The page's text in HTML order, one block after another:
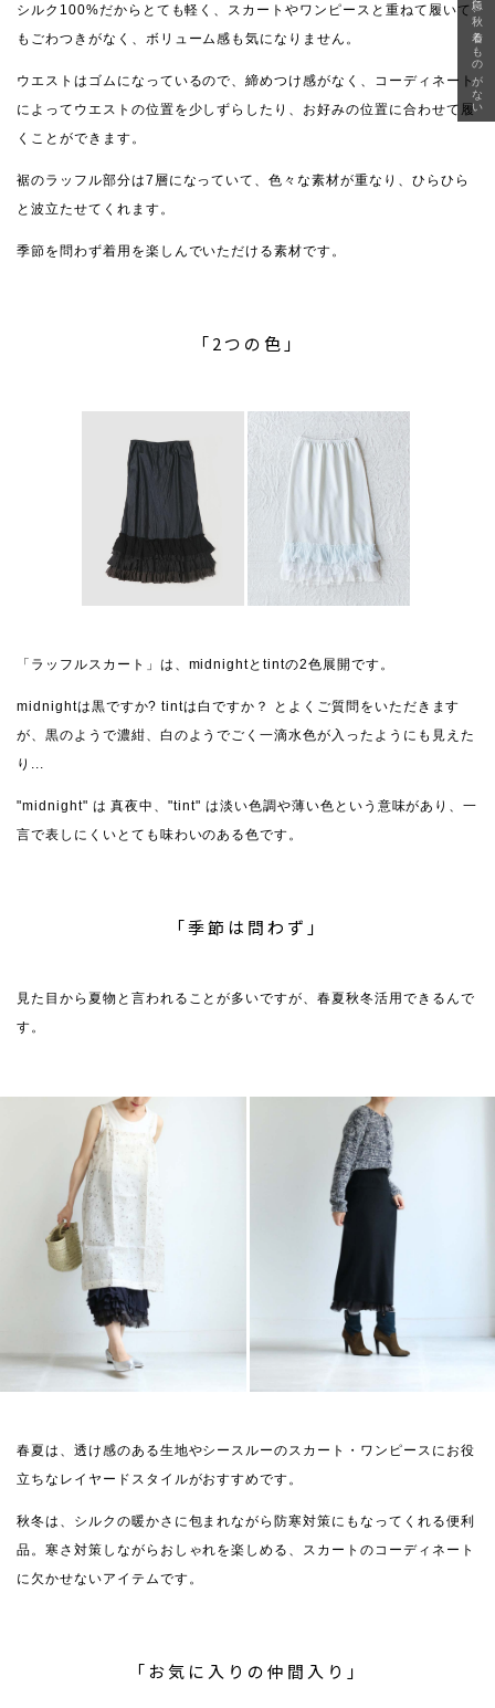
シルク100%だからとても軽く、スカートやワンピースと重ねて履いて
もごわつきがなく、ボリューム感も気になりません。
ウエストはゴムになっているので、締めつけ感がなく、コーディネート
によってウエストの位置を少しずらしたり、お好みの位置に合わせて履
くことができます。
裾のラッフル部分は7層になっていて、色々な素材が重なり、ひらひら
と波立たせてくれます。
季節を問わず着用を楽しんでいただける素材です。
「2つの色」
「ラッフルスカート」は、midnightとtintの2色展開です。
midnightは黒ですか? tintは白ですか？ とよくご質問をいただきます
が、黒のようで濃紺、白のようでごく一滴水色が入ったようにも見えた
り...
"midnight" は 真夜中、"tint" は淡い色調や薄い色という意味があり、一
言で表しにくいとても味わいのある色です。
「季節は問わず」
見た目から夏物と言われることが多いですが、春夏秋冬活用できるんで
す。
春夏は、透け感のある生地やシースルーのスカート・ワンピースにお役
立ちなレイヤードスタイルがおすすめです。
秋冬は、シルクの暖かさに包まれながら防寒対策にもなってくれる便利
品。寒さ対策しながらおしゃれを楽しめる、スカートのコーディネート
に欠かせないアイテムです。
「お気に入りの仲間入り」
急に秋、着るものがない